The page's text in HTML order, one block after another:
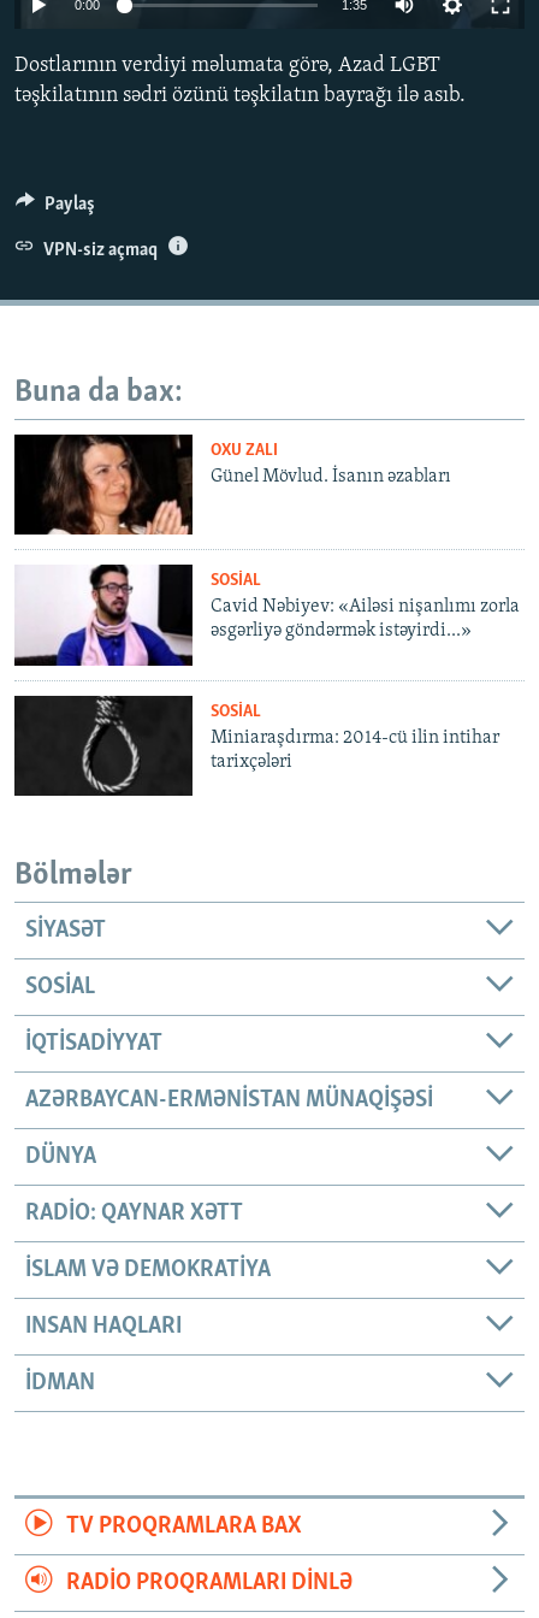
KARIKATURA
İSLAM VƏ DEMOKRATIYA
PEŞƏ ETIKASI VƏ JURNALISTIKA STANDARTLARIMIZ
MATERIALLARIMIZDAN ISTIFADƏ
BIZIMLƏ ƏLAQƏ
XƏBƏR BÜLLETENLƏRIMIZ
0:00 1:35
Dostlarının verdiyi məlumata görə, Azad LGBT
təşkilatının sədri özünü təşkilatın bayrağı ilə asıb.
Paylaş
VPN-siz açmaq
Buna da bax:
OXU ZALI
Günel Mövlud. İsanın əzabları
SOSIAL
Cavid Nəbiyev: «Ailəsi nişanlımı zorla
əsgərliyə göndərmək istəyirdi...»
SOSIAL
Miniaraşdırma: 2014-cü ilin intihar
tarixçələri
Bölmələr
SIYASƏT
SOSIAL
İQTISADIYYAT
AZƏRBAYCAN-ERMƏNISTAN MÜNAQIŞƏSI
DÜNYA
RADIO: QAYNAR XƏTT
İSLAM VƏ DEMOKRATIYA
INSAN HAQLARI
İDMAN
TV PROQRAMLARA BAX
RADIO PROQRAMLARI DINLƏ